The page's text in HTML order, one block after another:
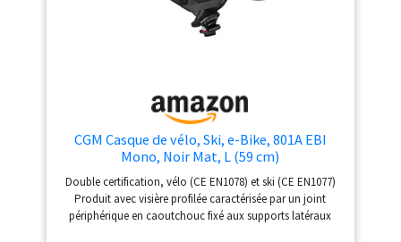
casque de ski et de
snowboard est fabriqué
- Nous faisons tout pour
votre sécurité BLACK
CREVICE - Notre
entreprise autrichienne
comprend les besoins
en équipements d'hiver
& de plein air. Nos
CGM Casque de vélo, Ski, e-Bike, 801A EBI
Mono, Noir Mat, L (59 cm)
Double certification, vélo (CE EN1078) et ski (CE EN1077)
Produit avec visière profilée caractérisée par un joint
périphérique en caoutchouc fixé aux supports latéraux